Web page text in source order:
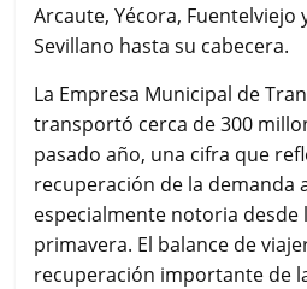
Arcaute, Yécora, Fuentelviejo
Sevillano hasta su cabecera.
La Empresa Municipal de
transportó cerca de 300
pasado año, una cifra que
recuperación de la demanda
especialmente notoria desde
primavera. El balance de
recuperación importante de